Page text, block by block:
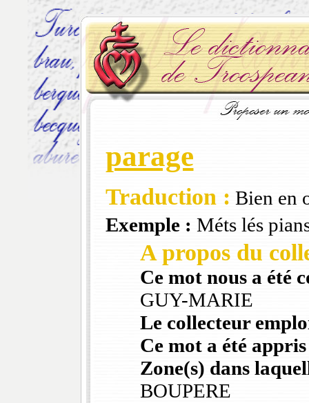
parage
Traduction : Bien en
Exemple : Méts lés
A propos du
Ce mot nous a été
GUY-MARIE
Le collecteur
Ce mot a été
Zone(s) dans
BOUPERE